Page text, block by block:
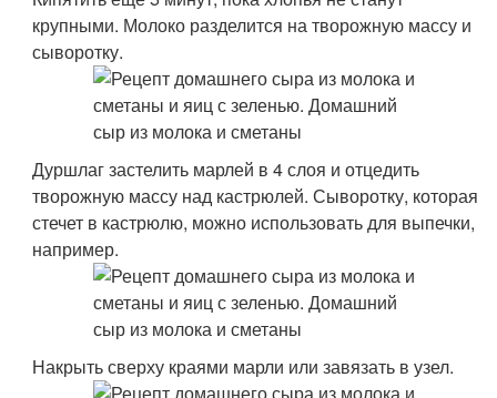
крупными. Молоко разделится на творожную массу и
сыворотку.
Дуршлаг застелить марлей в 4 слоя и отцедить
творожную массу над кастрюлей. Сыворотку, которая
стечет в кастрюлю, можно использовать для выпечки,
например.
Накрыть сверху краями марли или завязать в узел.